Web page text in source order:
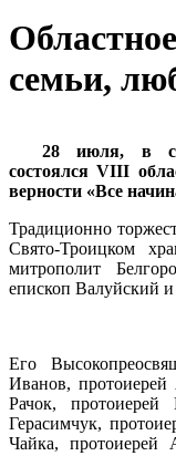
семьи,
28 июля, в
состоялся VIII
верности «Все
Традиционно
Свято-Троицком
митрополит
епископ Валуйский
Его
Иванов, протоиерей
Рачок,
Герасимчук,
Чайка,